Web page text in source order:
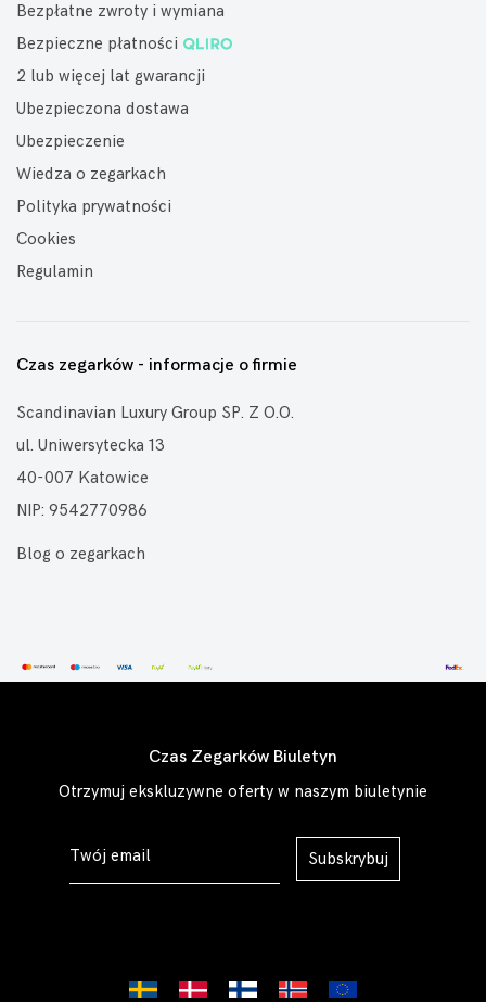
Bezpłatne zwroty i wymiana
Bezpieczne płatności
2 lub więcej lat gwarancji
Ubezpieczona dostawa
Ubezpieczenie
Wiedza o zegarkach
Polityka prywatności
Cookies
Regulamin
Czas zegarków - informacje o firmie
Scandinavian Luxury Group SP. Z O.O.
ul. Uniwersytecka 13
40-007 Katowice
NIP: 9542770986
Blog o zegarkach
Czas Zegarków Biuletyn
Otrzymuj ekskluzywne oferty w naszym biuletynie
Subskrybuj